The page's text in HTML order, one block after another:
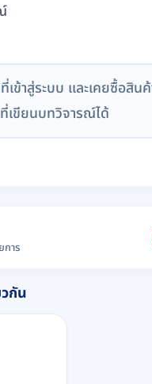
เข้าสู่ระบบ และเคยซื้อสิน
เขียนบทวิจารณ์ได้
การ
กัน